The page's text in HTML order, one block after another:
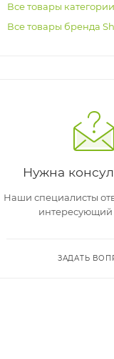
Все товары категории
Все товары бренда
Нужна
Наши специалисты
интересующий
ЗАДАТЬ